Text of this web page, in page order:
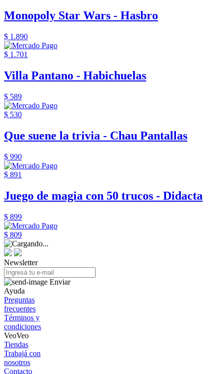
Monopoly Star Wars - Hasbro
$ 1.890
$ 1.701
Villa Pantano - Habichuelas
$ 589
$ 530
Que suene la trivia - Chau Pantallas
$ 990
$ 891
Juego de magia con 50 trucos - Didacta
$ 899
$ 809
Newsletter
Enviar
Ayuda
Preguntas
frecuentes
Términos y
condiciones
VeoVeo
Tiendas
Trabajá con
nosotros
Contacto